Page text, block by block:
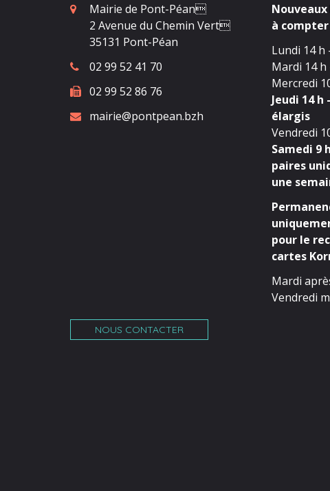
Mairie de Pont-Péan
2 Avenue du Chemin Vert
35131 Pont-Péan
02 99 52 41 70
02 99 52 86 76
mairie@pontpean.bzh
NOUS CONTACTER
à
Lundi 14 h
Mardi 14 h
Mercredi
Jeudi 14 h
élargis
Vendredi
Samedi 9
paires
une
pour le
cartes
Mardi
Vendredi